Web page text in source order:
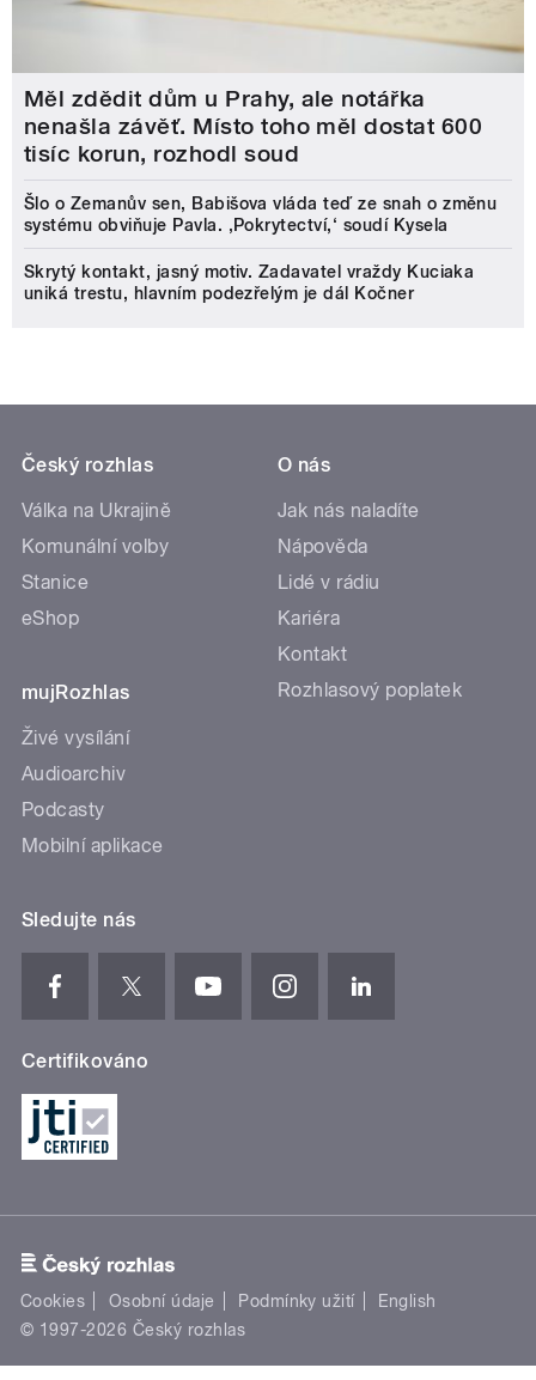
Měl zdědit dům u Prahy, ale notářka
nenašla závěť. Místo toho měl dostat 600
tisíc korun, rozhodl soud
Šlo o Zemanův sen, Babišova vláda teď ze snah o změnu
systému obviňuje Pavla. ‚Pokrytectví,‘ soudí Kysela
Skrytý kontakt, jasný motiv. Zadavatel vraždy Kuciaka
uniká trestu, hlavním podezřelým je dál Kočner
Český rozhlas
Válka na Ukrajině
Komunální volby
Stanice
eShop
mujRozhlas
Živé vysílání
Audioarchiv
Podcasty
Mobilní aplikace
O nás
Jak nás naladíte
Nápověda
Lidé v rádiu
Kariéra
Kontakt
Rozhlasový poplatek
Sledujte nás
Certifikováno
Cookies Osobní údaje Podmínky užití
English
© 1997-2026 Český rozhlas